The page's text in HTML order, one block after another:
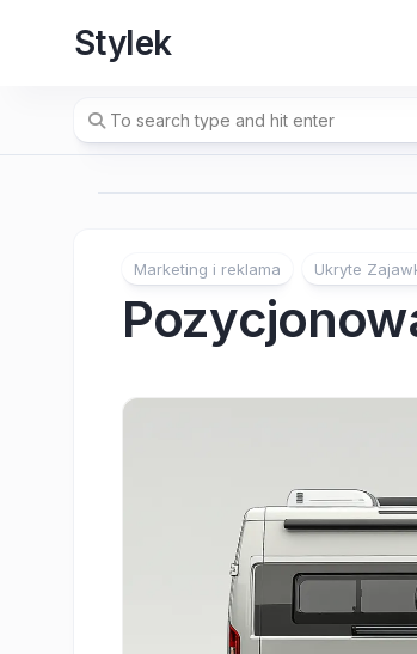
Stylek
Marketing i reklama Ukryte